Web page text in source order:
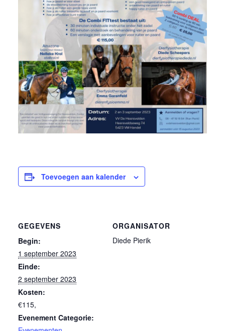
Toevoegen aan kalender
GEGEVENS
Begin:
1 september 2023
Einde:
2 september 2023
Kosten:
€115,
Evenement Categorie:
ORGANISATOR
Diede Pierik